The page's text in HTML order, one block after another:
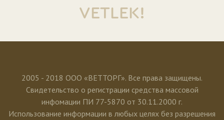
VETLEK!
2005 - 2018 ООО «ВЕТТОРГ». Все права защищены.
Свидетельство о регистрации средства массовой
инфомации ПИ 77-5870 от 30.11.2000 г.
Использование информации в любых целях без разрешения